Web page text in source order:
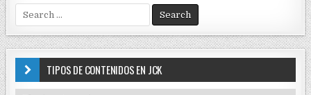
c
i
ó
n
e
a
r
TIPOS DE CONTENIDOS EN JCK